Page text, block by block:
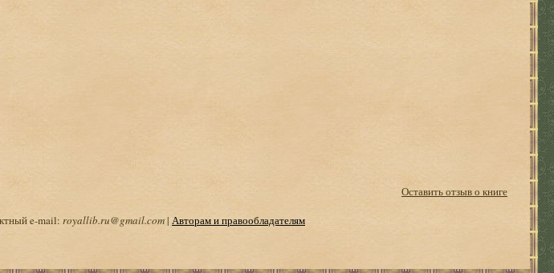
Оставить отзыв о книге
e-mail: royallib.ru@gmail.com| Авторам и правообладателям